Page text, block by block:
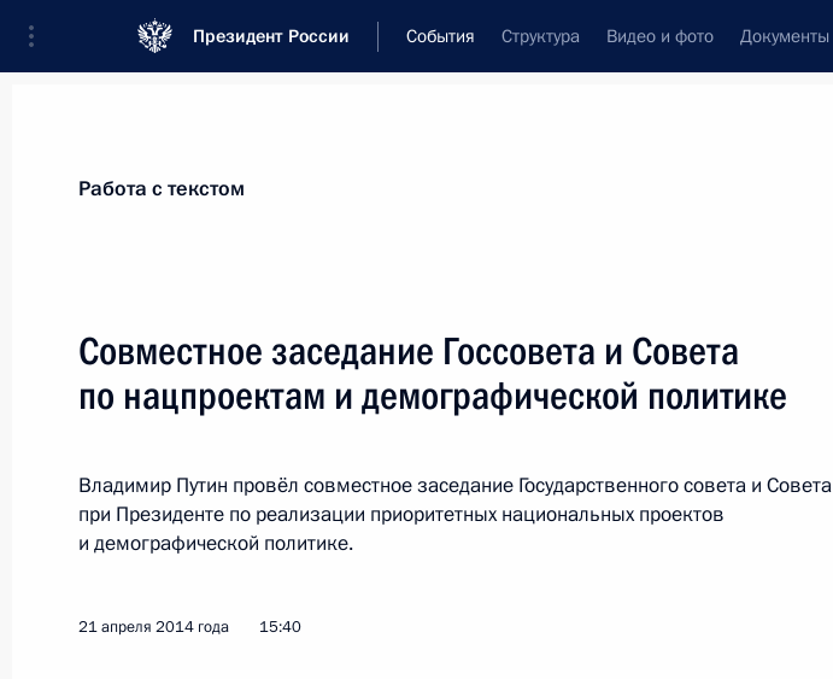
Президент России События Структура Видео и фото Документы
Новости
23 декабря 2014 года, вторник
23 декабря 2014 года, 18:00 Москва
Работа с текстом
Совместное заседание Госсовета и Совета
по нацпроектам и демографической политике
Владимир Путин провёл совместное заседание Государственного совета и Совета
при Президенте по реализации приоритетных национальных проектов
и демографической политике.
21 апреля 2014 года 15:40